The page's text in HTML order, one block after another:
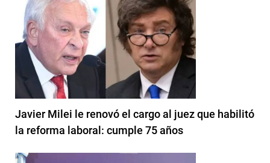
Javier Milei le renovó el cargo al juez que habilitó
la reforma laboral: cumple 75 años